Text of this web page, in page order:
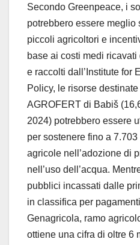
Secondo Greenpeace, i
potrebbero essere meglio
piccoli agricoltori e
base ai costi medi
e raccolti dall’Institute for
Policy, le risorse
AGROFERT di Babiš
2024) potrebbero essere
per sostenere fino a
agricole nell’adozione di
nell’uso dell’acqua.
pubblici incassati dalle
in classifica per
Genagricola, ramo
ottiene una cifra di oltre 6